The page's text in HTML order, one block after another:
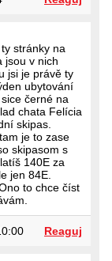
stránky na
jsou v nich
jsi je právě ty
ubytování
černé na
chata Felícia
skipas.
je to zase
skipasom s
140E za
jen 84E.
to chce číst
Reaguj